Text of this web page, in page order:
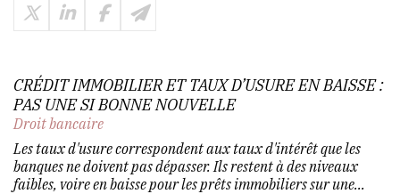
CRÉDIT IMMOBILIER ET TAUX D’USURE EN BAISSE :
PAS UNE SI BONNE NOUVELLE
Droit bancaire
Les taux d'usure correspondent aux taux d'intérêt que les
banques ne doivent pas dépasser. Ils restent à des niveaux
faibles, voire en baisse pour les prêts immobiliers sur une...